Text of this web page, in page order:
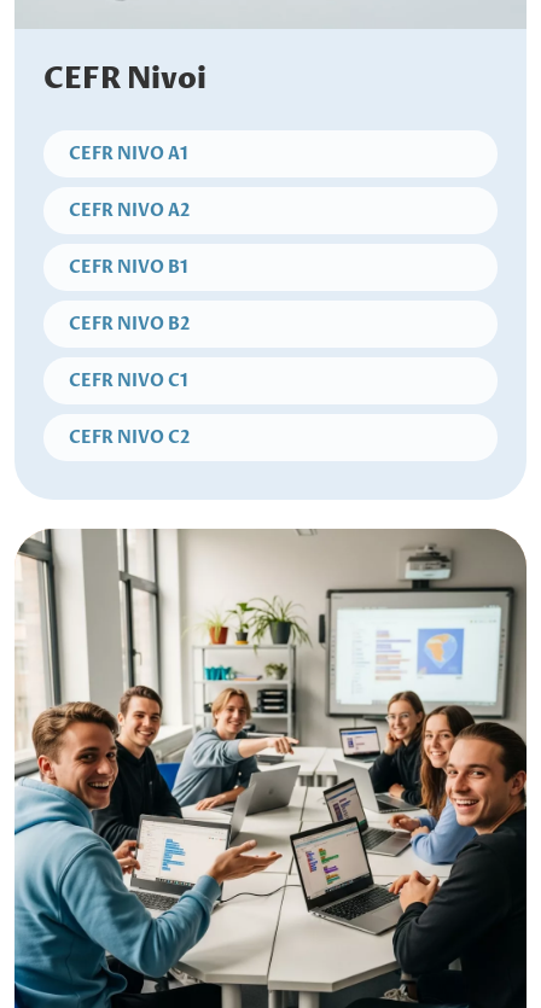
CEFR Nivoi
CEFR NIVO A1
CEFR NIVO A2
CEFR NIVO B1
CEFR NIVO B2
CEFR NIVO C1
CEFR NIVO C2